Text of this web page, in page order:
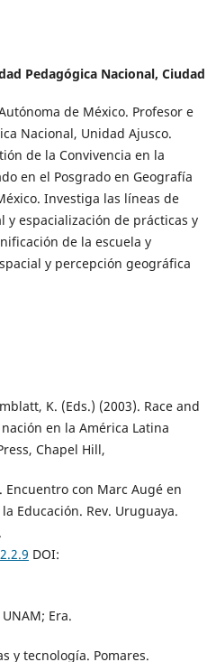
Pedagógica Nacional, Ciudad
de México. Profesor e
Nacional, Unidad Ajusco.
de la Convivencia en la
en el Posgrado en Geografía
Investiga las líneas de
espacialización de prácticas y
de la escuela y
y percepción geográfica
K. (Eds.) (2003). Race and
en la América Latina
Chapel Hill,
con Marc Augé en
Educación. Rev. Uruguaya.
DOI:
Era.
y tecnología. Pomares.